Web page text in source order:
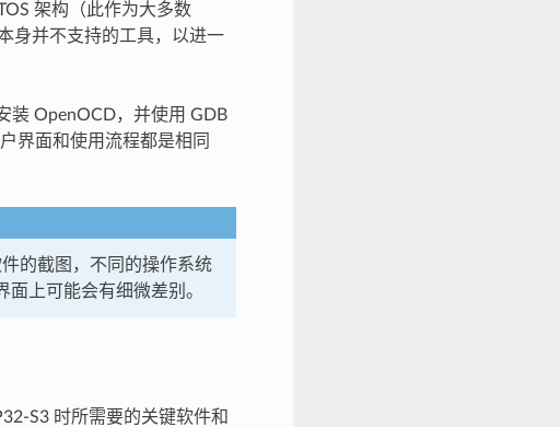
架构（此作为大多数
身并不支持的工具，以进一
装 OpenOCD，并使用 GDB
界面和使用流程都是相同
的截图，不同的操作系统
面上可能会有细微差别。
S3 时所需要的关键软件和